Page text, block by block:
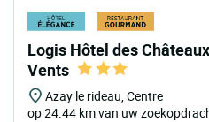
Logis Hôtel des
Vents
Azay le rideau, Centre
op 24.44 km van uw